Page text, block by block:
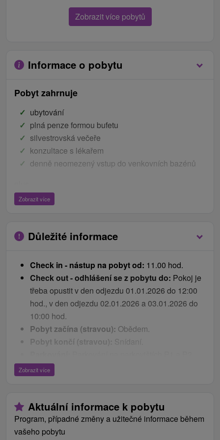
Zobrazit více pobytů
Informace o pobytu
Pobyt zahrnuje
ubytování
plná penze formou bufetu
silvestrovská večeře
konzultace s lékařem
denně neomezený vstup do venkovních bazénů
Pobyt na 5 nocí zahrnuje 7 léčebných procedur
Pobyt na 3 noci zahrnuje 5 léčebných procedur
Ceník - Bonusy
Kulturní program během celého pobytu bez
dalšího doplatku: DJ RIKO, během silvestrovského
pobytu Vás bude bavit hudební skupina NOVA
Welcome drink, lázeňské víno
Župan a pantofle na pokoji
Pitná kúra z pramene HGL-3 zdarma
děti
Dítě do 18 mesiacov zdarma, bez nároku na lůžko
Zobrazit více
Důležité informace
Check in - nástup na pobyt od: 11.00 hod.
Check out - odhlášení se z pobytu do: Pokoj je
třeba opustit v den odjezdu 01.01.2026 do 12:00
hod., v den odjezdu 02.01.2026 a 03.01.2026 do
10:00 hod.
Pobyt začína (stravou): Obědem.
Pobyt končí (stravou): Snídaní.
chráněných kamerovým systémem je zpoplatněno
dle aktuálního ceníku lázní.
internetového připojení: WiFi připojení (Liptov,
Adam, Diana, Barbora, Choč, Kubo) nebo
připojení přes kabel (Cyril, Maja). Kabel je možné
Zobrazit více
Aktuální informace k pobytu
Program, případné změny a užitečné informace během
vašeho pobytu